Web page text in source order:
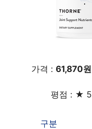
가격 : 61,870원
평점 : ★
구분